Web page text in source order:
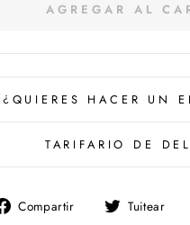
AGREGAR AL
¿QUIERES HACER UN
TARIFARIO DE
Compartir
Compartir
Tuitear